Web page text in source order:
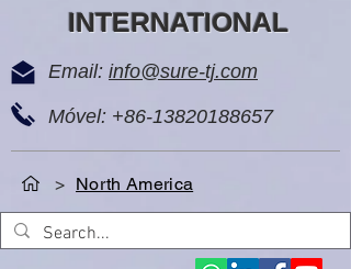
INTERNATIONAL
Email: info@sure-tj.com
Móvel: +86-13820188657
> North America